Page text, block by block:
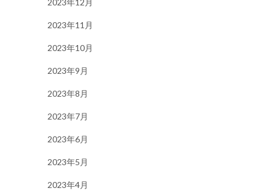
2023年11月
2023年10月
2023年9月
2023年8月
2023年7月
2023年6月
2023年5月
2023年4月